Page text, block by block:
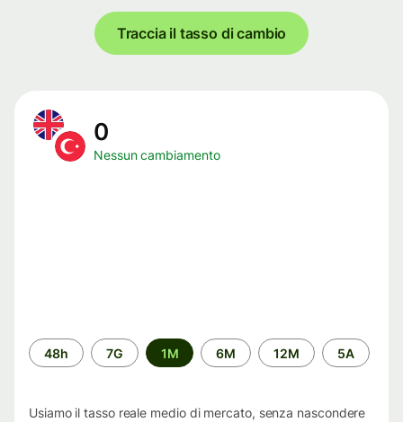
Traccia il tasso di cambio
0
Nessun cambiamento
Periodo
di
48h 7G 1M 6M 12M 5A
Usiamo il tasso reale medio di mercato, senza nascondere